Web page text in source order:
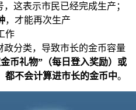
这表示市民已经完成生产；
，才能再次生产
作
政分类，导致市长的金币容量
币礼物”（每日登入奖励）或
都不会计算进市长的金币中。